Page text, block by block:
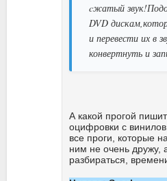
cжатый
DVD
и перевести их в
конвертнуть и
А какой прогой
оцифровки с
все проги, которые
ним не очень дружу,
разбираться,